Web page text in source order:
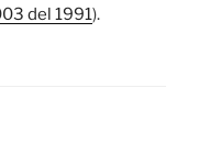
del 1991).